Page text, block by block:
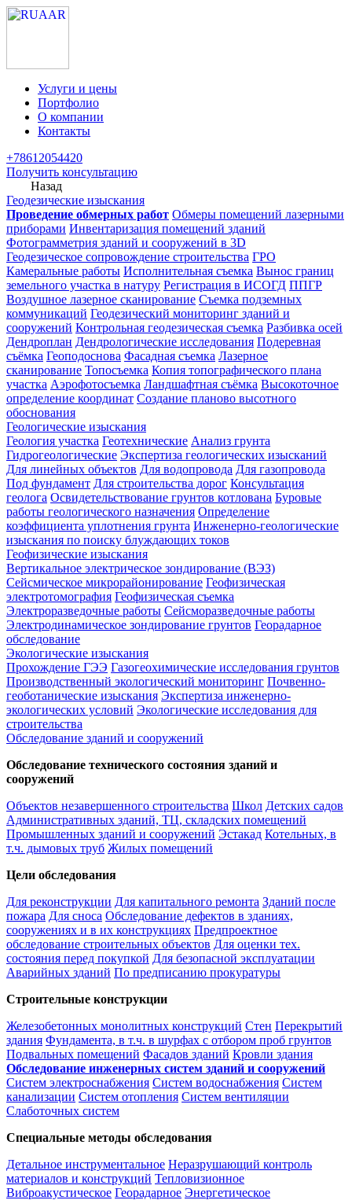
Услуги и цены
Портфолио
О компании
Контакты
+78612054420
Получить консультацию
Назад
Геодезические изыскания
Проведение обмерных работ Обмеры помещений лазерными
приборами Инвентаризация помещений зданий
Фотограмметрия зданий и сооружений в 3D
Геодезическое сопровождение строительства ГРО
Камеральные работы Исполнительная съемка Вынос границ
земельного участка в натуру Регистрация в ИСОГД ППГР
Воздушное лазерное сканирование Съемка подземных
коммуникаций Геодезический мониторинг зданий и
сооружений Контрольная геодезическая съемка Разбивка осей
Дендроплан Дендрологические исследования Подеревная
съёмка Геоподоснова Фасадная съемка Лазерное
сканирование Топосъемка Копия топографического плана
участка Аэрофотосъемка Ландшафтная съёмка Высокоточное
определение координат Создание планово высотного
обоснования
Геологические изыскания
Геология участка Геотехнические Анализ грунта
Гидрогеологические Экспертиза геологических изысканий
Для линейных объектов Для водопровода Для газопровода
Под фундамент Для строительства дорог Консультация
геолога Освидетельствование грунтов котлована Буровые
работы геологического назначения Определение
коэффициента уплотнения грунта Инженерно-геологические
изыскания по поиску блуждающих токов
Геофизические изыскания
Вертикальное электрическое зондирование (ВЭЗ)
Сейсмическое микрорайонирование Геофизическая
электротомография Геофизическая съемка
Электроразведочные работы Сейсморазведочные работы
Электродинамическое зондирование грунтов Георадарное
обследование
Экологические изыскания
Прохождение ГЭЭ Газогеохимические исследования грунтов
Производственный экологический мониторинг Почвенно-
геоботанические изыскания Экспертиза инженерно-
экологических условий Экологические исследования для
строительства
Обследование зданий и сооружений
Обследование технического состояния зданий и
сооружений
Объектов незавершенного строительства Школ Детских садов
Административных зданий, ТЦ, складских помещений
Промышленных зданий и сооружений Эстакад Котельных, в
т.ч. дымовых труб Жилых помещений
Цели обследования
Для реконструкции Для капитального ремонта Зданий после
пожара Для сноса Обследование дефектов в зданиях,
сооружениях и в их конструкциях Предпроектное
обследование строительных объектов Для оценки тех.
состояния перед покупкой Для безопасной эксплуатации
Аварийных зданий По предписанию прокуратуры
Строительные конструкции
Железобетонных монолитных конструкций Стен Перекрытий
здания Фундамента, в т.ч. в шурфах с отбором проб грунтов
Подвальных помещений Фасадов зданий Кровли здания
Обследование инженерных систем зданий и сооружений
Систем электроснабжения Систем водоснабжения Систем
канализации Систем отопления Систем вентиляции
Слаботочных систем
Специальные методы обследования
Детальное инструментальное Неразрушающий контроль
материалов и конструкций Тепловизионное
Виброакустическое Георадарное Энергетическое